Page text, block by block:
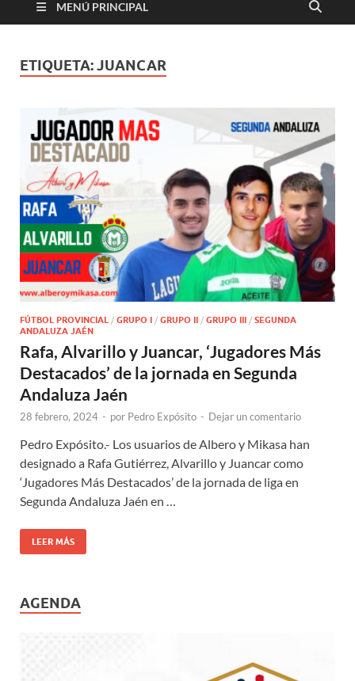
MENÚ PRINCIPAL
ETIQUETA:JUANCAR
FÚTBOL PROVINCIAL / GRUPO I / GRUPO II / GRUPO III / SEGUNDA
ANDALUZA JAÉN
Rafa, Alvarillo y Juancar, ‘Jugadores Más
Destacados’ de la jornada en Segunda
Andaluza Jaén
28 febrero, 2024 - por Pedro Expósito - Dejar un comentario
Pedro Expósito.- Los usuarios de Albero y Mikasa han
designado a Rafa Gutiérrez, Alvarillo y Juancar como
‘Jugadores Más Destacados’ de la jornada de liga en
Segunda Andaluza Jaén en …
LEER MÁS
AGENDA